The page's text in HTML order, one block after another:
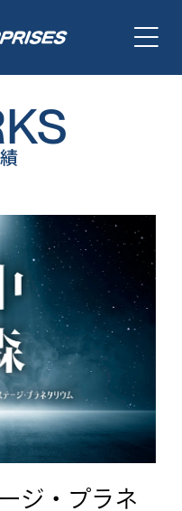
ジ・プラネ